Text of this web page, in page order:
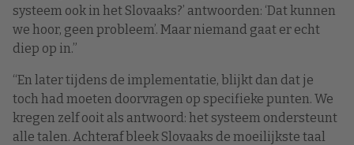
systeem ook in het Slovaaks?’ antwoorden: ‘Dat kunnen
we hoor, geen probleem’. Maar niemand gaat er echt
diep op in.”
“En later tijdens de implementatie, blijkt dan dat je
toch had moeten doorvragen op specifieke punten. We
kregen zelf ooit als antwoord: het systeem ondersteunt
alle talen. Achteraf bleek Slovaaks de moeilijkste taal